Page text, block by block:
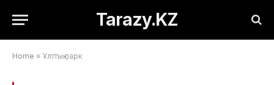
Tarazy.KZ
Home » Ұлттық парк